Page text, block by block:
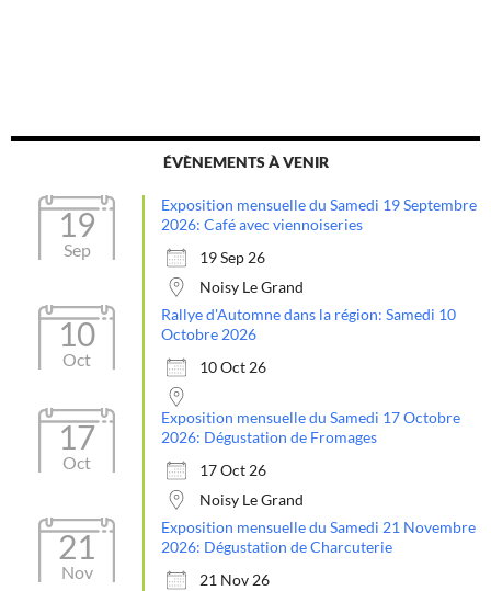
ÉVÈNEMENTS À VENIR
19
Sep
Exposition mensuelle du Samedi 19 Septembre
2026: Café avec viennoiseries
19 Sep 26
Noisy Le Grand
10
Oct
Rallye d'Automne dans la région: Samedi 10
Octobre 2026
10 Oct 26
17
Oct
Exposition mensuelle du Samedi 17 Octobre
2026: Dégustation de Fromages
17 Oct 26
Noisy Le Grand
21
Nov
Exposition mensuelle du Samedi 21 Novembre
2026: Dégustation de Charcuterie
21 Nov 26